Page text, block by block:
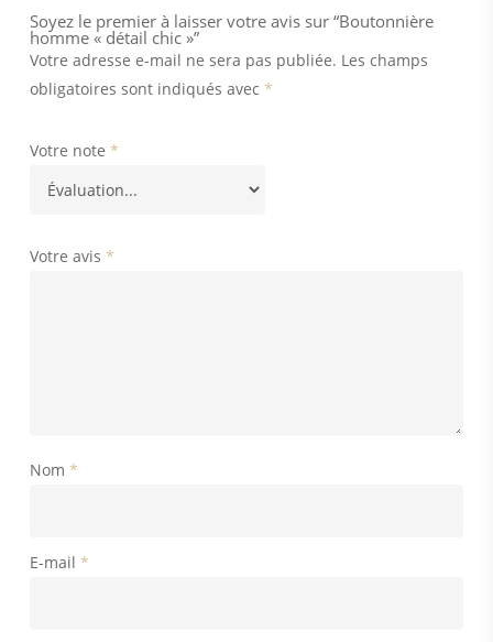
Soyez le premier à laisser votre avis sur “Boutonnière
homme « détail chic »”
Votre adresse e-mail ne sera pas publiée. Les champs
obligatoires sont indiqués avec *
Votre note *
Votre avis *
Nom *
E-mail *